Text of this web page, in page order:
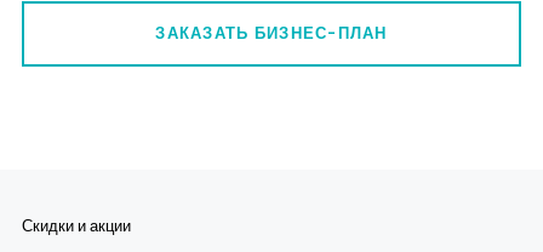
ЗАКАЗАТЬ БИЗНЕС-ПЛАН
Скидки и акции